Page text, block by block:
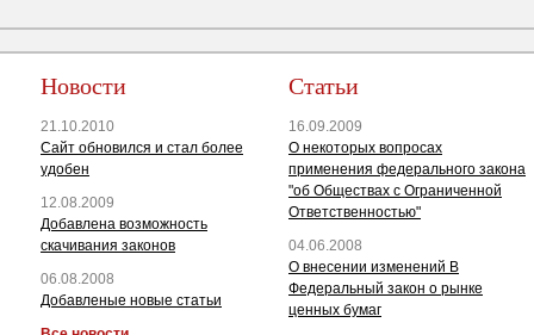
Новости
21.10.2010
Сайт обновился и стал более
удобен
12.08.2009
Добавлена возможность
скачивания законов
06.08.2008
Добавленые новые статьи
Статьи
16.09.2009
О некоторых вопросах
применения федерального закона
"об Обществах с Ограниченной
Ответственностью"
04.06.2008
О внесении изменений В
Федеральный закон о рынке
ценных бумаг